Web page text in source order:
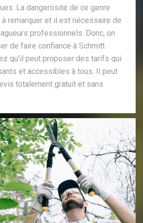
La dangerosité de ce genre
remarquer et il est nécessaire de
professionnels. Donc, on
de faire confiance à Schmitt
qu'il peut proposer des tarifs qui
et accessibles à tous. Il peut
totalement gratuit et sans